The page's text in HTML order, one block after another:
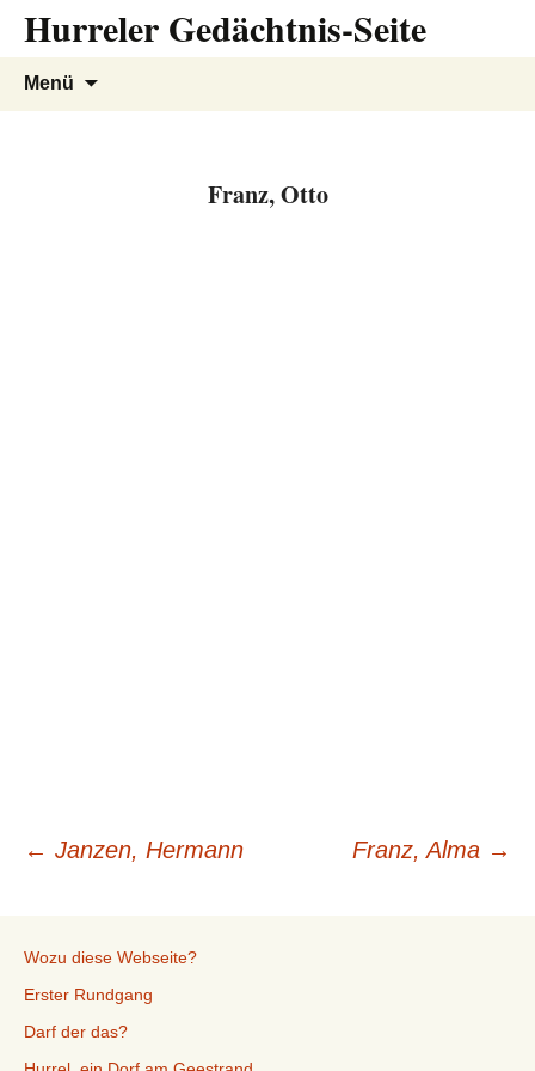
InhaltHurreler Gedächtnis-Seite
Menü
Franz, Otto
Beitragsnavigation
← Janzen, Hermann Franz, Alma →
Wozu diese Webseite?
Erster Rundgang
Darf der das?